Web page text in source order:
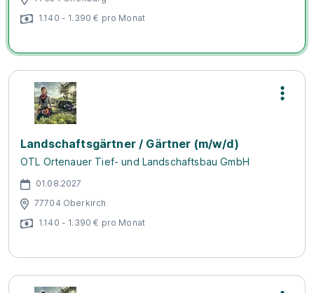
1.140 - 1.390 € pro Monat
Landschaftsgärtner / Gärtner (m/w/d)
OTL Ortenauer Tief- und Landschaftsbau GmbH
01.08.2027
77704 Oberkirch
1.140 - 1.390 € pro Monat